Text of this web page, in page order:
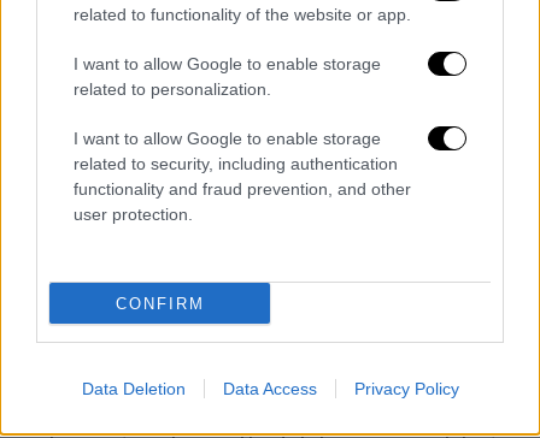
related to functionality of the website or app.
I want to allow Google to enable storage
related to personalization.
I want to allow Google to enable storage
related to security, including authentication
functionality and fraud prevention, and other
user protection.
CONFIRM
Data Deletion Data Access Privacy Policy
Ο ίδιος επανέλαβε ότι η κυβέρνηση
δημοπρατήσει έργα που ξεπερνούν τα 10
κι από αυτά έχουν συμβασιοποιηθεί,
δηλαδή ήδη υλοποιούνται, έργα άνω των 5
δισ.: «Προχωράμε με τέτοιους ρυθμούς, που
είναι ίσως από τις ελάχιστες φορές που ο
κατασκευαστικός κλάδος τρέχει να
υπουργείο», ανέφερε προσθέτοντας πως η
κυβέρνηση δεν εξαγγέλλει έργα εάν αυτά δεν
έχουν εξασφαλισμένη χρηματοδότηση και
συγκεκριμένο χρονοδιάγραμμα.